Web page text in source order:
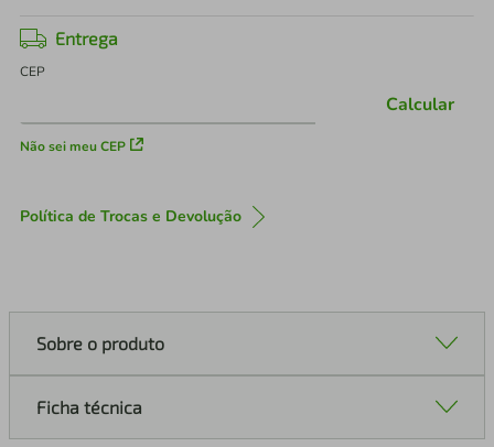
Entrega
CEP
Não sei meu CEP
Calcular
Política de Trocas e Devolução
Sobre o produto
Ficha técnica